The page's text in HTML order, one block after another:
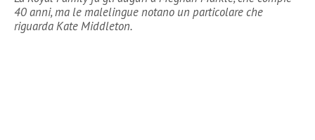
40 anni, ma le malelingue notano un particolare che
riguarda Kate Middleton.